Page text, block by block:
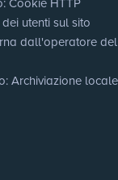
utenti sul sito
dall'operatore del
: Archiviazione locale